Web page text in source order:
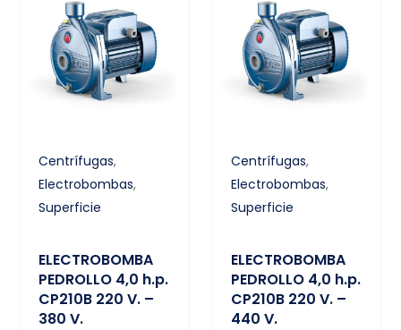
Centrífugas,
Electrobombas,
Superficie
ELECTROBOMBA
PEDROLLO 4,0 h.p.
CP210B 220 V. –
380 V.
Centrífugas,
Electrobombas,
Superficie
ELECTROBOMBA
PEDROLLO 4,0 h.p.
CP210B 220 V. –
440 V.